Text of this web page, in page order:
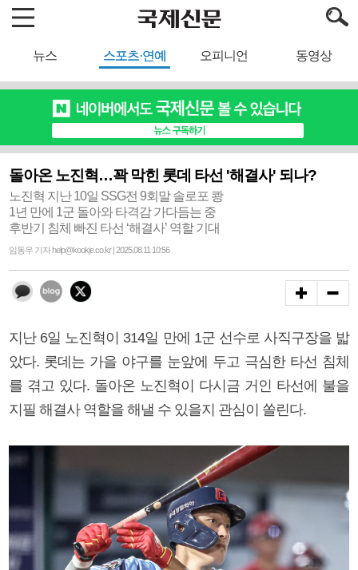
뉴스 스포츠·연예 오피니언 동영상
돌아온 노진혁…꽉 막힌 롯데 타선 '해결사' 되나?
노진혁 지난 10일 SSG전 9회말 솔로포 쾅
1년 만에 1군 돌아와 타격감 가다듬는 중
후반기 침체 빠진 타선 ‘해결사’ 역할 기대
임동우 기자 help@kookje.co.kr | 2025.08.11 10:56
지난 6일 노진혁이 314일 만에 1군 선수로 사직구장을 밟
았다. 롯데는 가을 야구를 눈앞에 두고 극심한 타선 침체
를 겪고 있다. 돌아온 노진혁이 다시금 거인 타선에 불을
지필 해결사 역할을 해낼 수 있을지 관심이 쏠린다.